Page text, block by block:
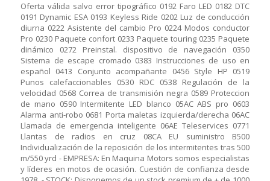
Oferta válida salvo error tipográfico 0192 Faro LED 0182 DTC
0191 Dynamic ESA 0193 Keyless Ride 0202 Luz de conducción
diurna 0222 Asistente del cambio Pro 0224 Modos conductor
Pro 0230 Paquete confort 0233 Paquete touring 0235 Paquete
dinámico 0272 Preinstal. dispositivo de navegación 0350
Sistema de escape cromado 0383 Instrucciones de uso en
español 0413 Conjunto acompañante 0456 Style HP 0519
Punos calefaccionables 0530 RDC 0538 Regulación de la
velocidad 0568 Correa de transmisión negra 0589 Proteccion
de mano 0590 Intermitente LED blanco 05AC ABS pro 0603
Alarma anti-robo 0681 Porta maletas izquierda/derecha 06AC
Llamada de emergencia inteligente 06AE Teleservices 0771
Llantas de radios en cruz 08CA EU suministro B500
Individualización de la reposición de los intermitentes tras 500
m/550 yrd - EMPRESA: En Maquina Motors somos especialistas
y líderes en motos de ocasión. Cuestión de confianza desde